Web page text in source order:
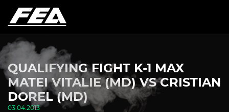
QUALIFYING FIGHT K-1 MAX
MATEI VITALIE (MD) VS CRISTIAN
DOREL (MD)
03.04.2013